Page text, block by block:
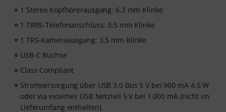
1 Stereo Kopfhörerausgang: 6,3 mm Klinke
1 TRRS-Telefonanschluss: 3,5 mm Klinke
1 TRS-Kameraausgang: 3,5 mm Klinke
USB-C Buchse
Class Compliant
Stromversorgung über USB 3.0 Bus 5 V bei 900 mA 4.5 W
oder via externes USB Netzteil 5 V bei 1.000 mA (nicht im
Lieferumfang enthalten)